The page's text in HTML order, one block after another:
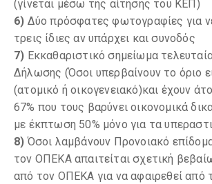
(γίνεται μέσω της αίτησης του ΚΕΠ)
6) Δύο πρόσφατες φωτογραφίες για
τρεις ίδιες αν υπάρχει και συνοδός
7) Εκκαθαριστικό σημείωμα
Δήλωσης (Όσοι υπερβαίνουν το όριο
(ατομικό ή οικογενειακό)και έχουν
67% που τους βαρύνει οικονομικά
με έκπτωση 50% μόνο για τα
8) Όσοι λαμβάνουν Προνοιακό
τον ΟΠΕΚΑ απαιτείται σχετική
από τον ΟΠΕΚΑ για να αφαιρεθεί από